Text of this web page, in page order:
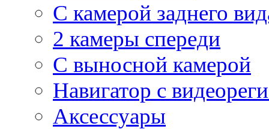
С камерой заднего
2 камеры спереди
С выносной камерой
Навигатор с
Аксессуары